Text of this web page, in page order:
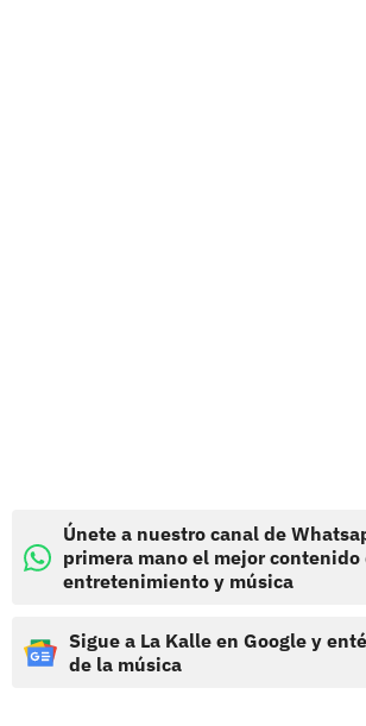
Únete a nuestro canal de
primera mano el mejor contenido
entretenimiento y música
Sigue a La Kalle en Google y
de la música